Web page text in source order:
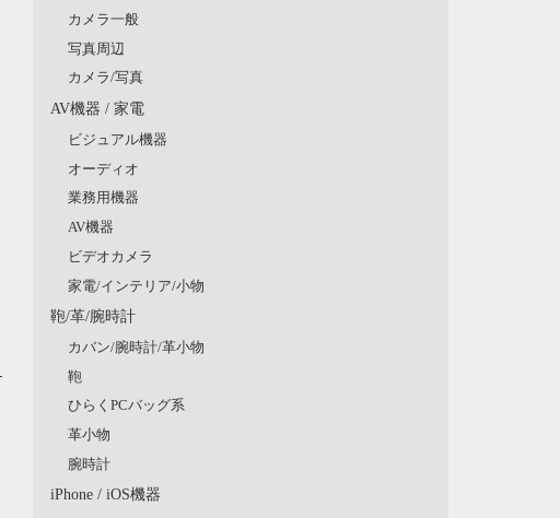
カメラ一般
写真周辺
カメラ/写真
AV機器 / 家電
ビジュアル機器
オーディオ
業務用機器
AV機器
ビデオカメラ
家電/インテリア/小物
鞄/革/腕時計
カバン/腕時計/革小物
鞄
ひらくPCバッグ系
革小物
腕時計
iPhone / iOS機器